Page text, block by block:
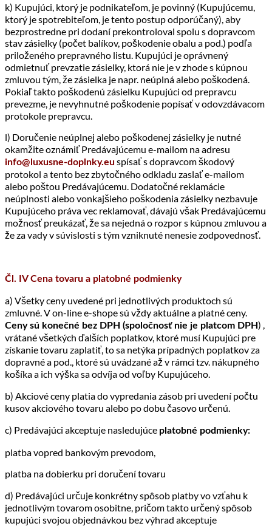
k) Kupujúci, ktorý je podnikateľom, je povinný (Kupujúcemu,
ktorý je spotrebiteľom, je tento postup odporúčaný), aby
bezprostredne pri dodaní prekontroloval spolu s dopravcom
stav zásielky (počet balíkov, poškodenie obalu a pod.) podľa
priloženého prepravného listu. Kupujúci je oprávnený
odmietnuť prevzatie zásielky, ktorá nie je v zhode s kúpnou
zmluvou tým, že zásielka je napr. neúplná alebo poškodená.
Pokiaľ takto poškodenú zásielku Kupujúci od prepravcu
prevezme, je nevyhnutné poškodenie popísať v odovzdávacom
protokole prepravcu.
l) Doručenie neúplnej alebo poškodenej zásielky je nutné
okamžite oznámiť Predávajúcemu e-mailom na adresu
info@luxusne-doplnky.eu spísať s dopravcom škodový
protokol a tento bez zbytočného odkladu zaslať e-mailom
alebo poštou Predávajúcemu. Dodatočné reklamácie
neúplnosti alebo vonkajšieho poškodenia zásielky nezbavuje
Kupujúceho práva vec reklamovať, dávajú však Predávajúcemu
možnosť preukázať, že sa nejedná o rozpor s kúpnou zmluvou a
že za vady v súvislosti s tým vzniknuté nenesie zodpovednosť.
Čl. IV Cena tovaru a platobné podmienky
a) Všetky ceny uvedené pri jednotlivých produktoch sú
zmluvné. V on-line e-shope sú vždy aktuálne a platné ceny.
Ceny sú konečné bez DPH (spoločnosť nie je platcom DPH) ,
vrátané všetkých ďalších poplatkov, ktoré musí Kupujúci pre
získanie tovaru zaplatiť, to sa netýka prípadných poplatkov za
dopravné a pod., ktoré sú uvádzané až v rámci tzv. nákupného
košíka a ich výška sa odvíja od voľby Kupujúceho.
b) Akciové ceny platia do vypredania zásob pri uvedení počtu
kusov akciového tovaru alebo po dobu časovo určenú.
c) Predávajúci akceptuje nasledujúce platobné podmienky:
platba vopred bankovým prevodom,
platba na dobierku pri doručení tovaru
d) Predávajúci určuje konkrétny spôsob platby vo vzťahu k
jednotlivým tovarom osobitne, pričom takto určený spôsob
kupujúci svojou objednávkou bez výhrad akceptuje